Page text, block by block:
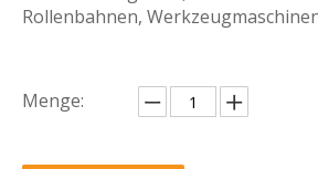
Rollenbahnen,
Menge: